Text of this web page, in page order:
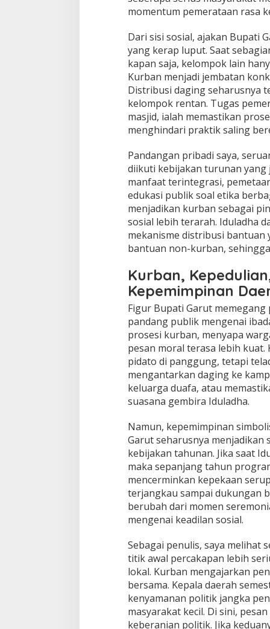
momentum pemerataan rasa
Dari sisi sosial, ajakan Bupati
yang kerap luput. Saat
kapan saja, kelompok lain
Kurban menjadi jembatan
Distribusi daging seharusnya
kelompok rentan. Tugas
masjid, ialah memastikan
menghindari praktik saling
Pandangan pribadi saya,
diikuti kebijakan turunan yang
manfaat terintegrasi,
edukasi publik soal etika
menjadikan kurban sebagai
sosial lebih terarah. Iduladha
mekanisme distribusi bantuan
bantuan non-kurban,
Kurban,
Kepemimpinan
Figur Bupati Garut
pandang publik mengenai
prosesi kurban, menyapa
pesan moral terasa lebih kuat.
pidato di panggung, tetapi
mengantarkan daging ke
keluarga duafa, atau
suasana gembira Iduladha.
Namun, kepemimpinan
Garut seharusnya
kebijakan tahunan. Jika saat
maka sepanjang tahun
mencerminkan kepekaan
terjangkau sampai dukungan
berubah dari momen
mengenai keadilan sosial.
Sebagai penulis, saya melihat
titik awal percakapan lebih
lokal. Kurban mengajarkan
bersama. Kepala daerah
kenyamanan politik jangka
masyarakat kecil. Di sini,
keberanian politik. Jika